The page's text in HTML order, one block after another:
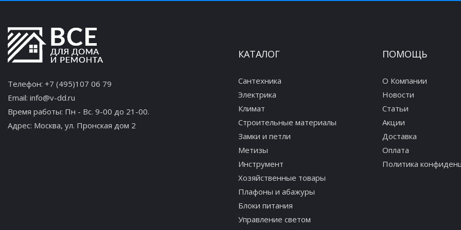
Телефон: +7 (495)107 06 79
Email: info@v-dd.ru
Время работы: Пн - Вс. 9-00 до 21-00.
Адрес: Москва, ул. Пронская дом 2
КАТАЛОГ
Сантехника
Электрика
Климат
Строительные материалы
Замки и петли
Метизы
Инструмент
Хозяйственные товары
Плафоны и абажуры
Блоки питания
Управление светом
ПОМОЩЬ
О Компании
Новости
Статьи
Акции
Доставка
Оплата
Политика